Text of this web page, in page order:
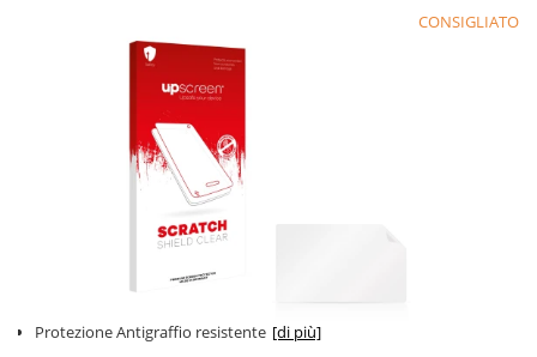
CONSIGLIATO
Protezione Antigraffio resistente [di più]